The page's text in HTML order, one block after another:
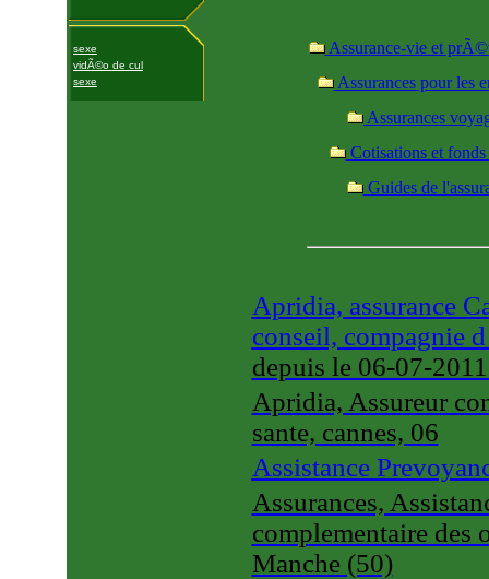
sexe
vidÃ©o de cul
sexe
Assurance-vie et
Assurances pour les
Assurances
Cotisations et
Guides de
Apridia, assurance
conseil, compagnie
depuis le 06-07-
Apridia, Assureur
sante, cannes, 06
Assistance
Assurances,
complementaire des
Manche (50)